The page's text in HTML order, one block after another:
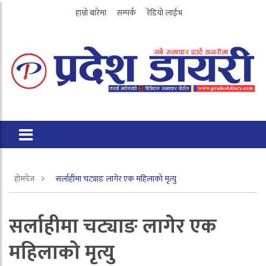
हाम्रो बारेमा सम्पर्क रेडियो लाईभ
होमपेज सर्लाहीमा चट्याङ लागेर एक महिलाको मृत्यु
सर्लाहीमा चट्याङ लागेर एक
महिलाको मृत्यु